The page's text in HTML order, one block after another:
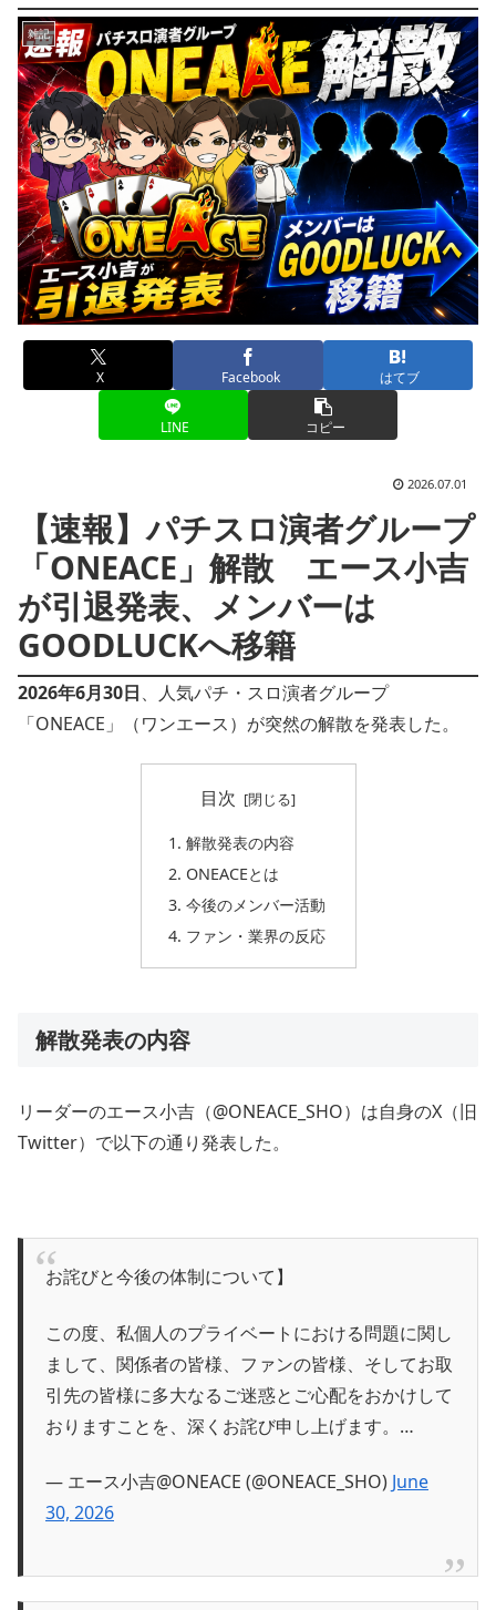
雑記
X Facebook はてブ
LINE コピー
2026.07.01
【速報】パチスロ演者グループ
「ONEACE」解散 エース小吉
が引退発表、メンバーは
GOODLUCKへ移籍
2026年6月30日、人気パチ・スロ演者グループ
「ONEACE」（ワンエース）が突然の解散を発表した。
目次
解散発表の内容
ONEACEとは
今後のメンバー活動
ファン・業界の反応
解散発表の内容
リーダーのエース小吉（@ONEACE_SHO）は自身のX（旧
Twitter）で以下の通り発表した。
お詫びと今後の体制について】
この度、私個人のプライベートにおける問題に関し
まして、関係者の皆様、ファンの皆様、そしてお取
引先の皆様に多大なるご迷惑とご心配をおかけして
おりますことを、深くお詫び申し上げます。…
— エース小吉@ONEACE (@ONEACE_SHO) June
30, 2026